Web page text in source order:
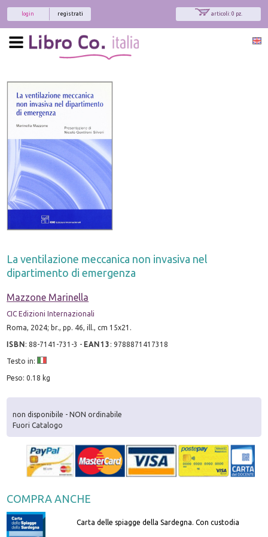
articoli: 0 pz.
registrati
login
La ventilazione meccanica non invasiva nel
dipartimento di emergenza
Mazzone Marinella
CIC Edizioni Internazionali
Roma, 2024; br., pp. 46, ill., cm 15x21.
ISBN:88-7141-731-3 - EAN13 :9788871417318
Testo in:
Peso: 0.18 kg
non disponibile - NON ordinabile
Fuori Catalogo
COMPRA ANCHE
Carta delle spiagge della Sardegna. Con custodia